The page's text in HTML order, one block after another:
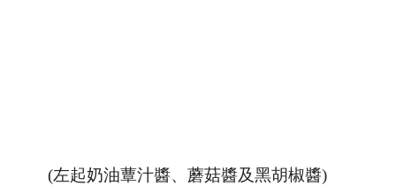
(左起奶油蕈汁醬、蘑菇醬及黑胡椒醬)